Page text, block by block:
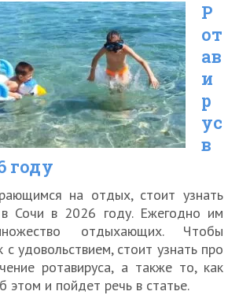
Белоруссию
без
прививки
от
коронавируса
в
году
Р
от
ав
и
р
ус
в
году
на отдых, стоит узнать
в Сочи в 2026 году. Ежегодно им
отдыхающих. Чтобы
с удовольствием, стоит узнать про
ротавируса, а также то, как
этом и пойдет речь в статье.